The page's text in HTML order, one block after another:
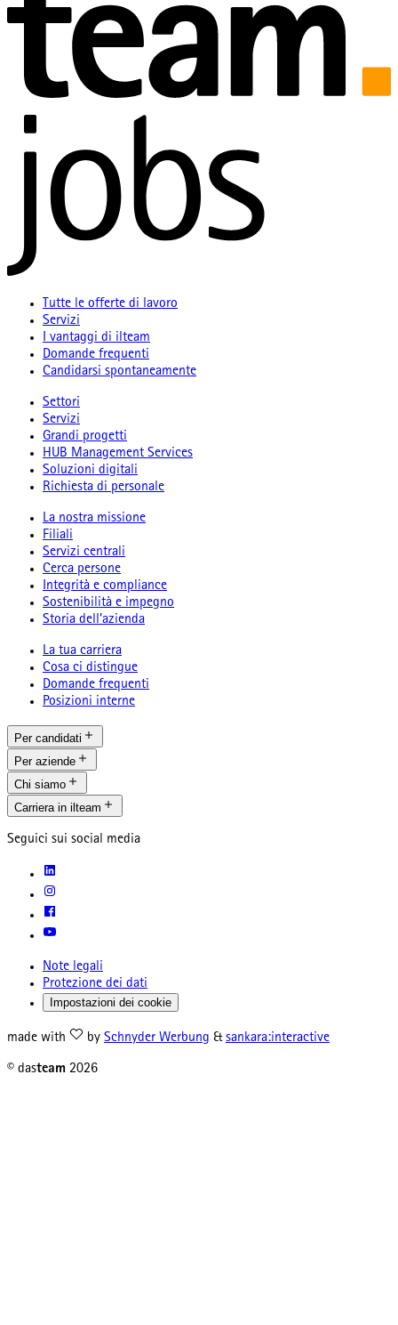
Tutte le offerte di lavoro
Servizi
I vantaggi di ilteam
Domande frequenti
Candidarsi spontaneamente
Settori
Servizi
Grandi progetti
HUB Management Services
Soluzioni digitali
Richiesta di personale
La nostra missione
Filiali
Servizi centrali
Cerca persone
Integrità e compliance
Sostenibilità e impegno
Storia dell’azienda
La tua carriera
Cosa ci distingue
Domande frequenti
Posizioni interne
Per candidati
Per aziende
Chi siamo
Carriera in ilteam
Seguici sui social media
Note legali
Protezione dei dati
Impostazioni dei cookie
made with by Schnyder Werbung & sankara:interactive
© dasteam 2026